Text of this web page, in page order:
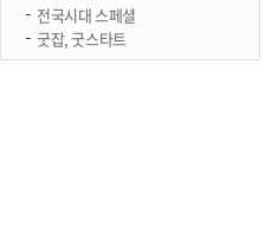
전국시대 스페셜
굿잡, 굿스타트